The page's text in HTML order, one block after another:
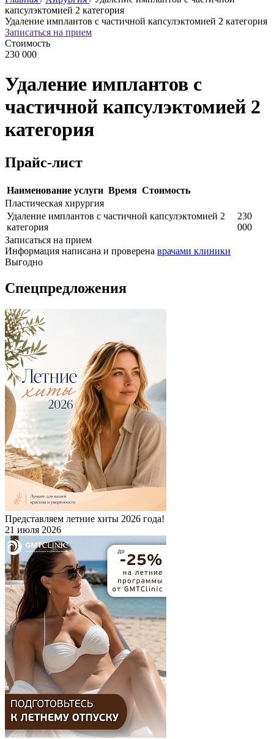
капсулэктомией 2 категория
Удаление имплантов с частичной капсулэктомией 2 категория
Записаться на прием
Стоимость
230 000
Удаление имплантов с
частичной капсулэктомией 2
категория
Прайс-лист
Наименование услуги Время Стоимость
Пластическая хирургия
Удаление имплантов с частичной капсулэктомией 2
категория
230
000
Записаться на прием
Информация написана и проверена врачами клиники
Выгодно
Спецпредложения
Представляем летние хиты 2026 года!
21 июля 2026